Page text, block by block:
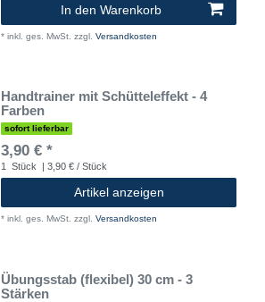
In den Warenkorb
* inkl. ges. MwSt. zzgl. Versandkosten
Handtrainer mit Schütteleffekt - 4
Farben
sofort lieferbar
3,90 € *
1 Stück | 3,90 € / Stück
Artikel anzeigen
* inkl. ges. MwSt. zzgl. Versandkosten
Übungsstab (flexibel) 30 cm - 3
Stärken